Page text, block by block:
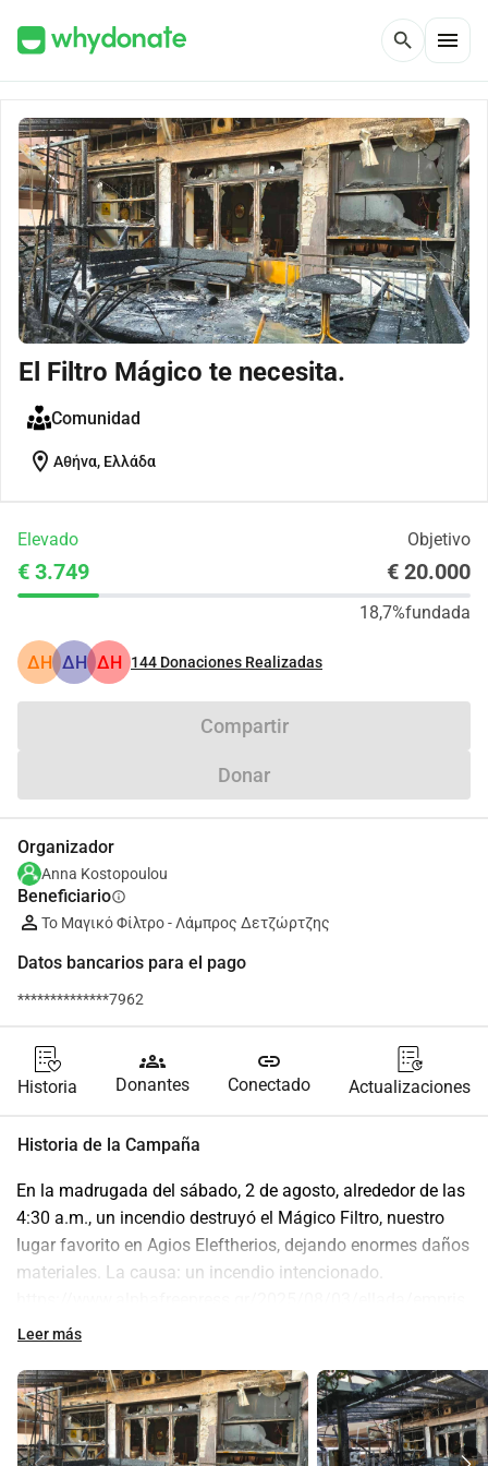
search menu
El Filtro Mágico te necesita.
Comunidad
location_on Αθήνα, Ελλάδα
Elevado Objetivo
€ 3.749 € 20.000
18,7%fundada
ΔΗ ΔΗ ΔΗ 144 Donaciones Realizadas
Compartir
Donar
Organizador
Anna Kostopoulou
Beneficiarioinfo
Το Μαγικό Φίλτρο - Λάμπρος Δετζώρτζης
Datos bancarios para el pago
**************7962
Historia
groups
Donantes
link
Conectado Actualizaciones
Historia de la Campaña
En la madrugada del sábado, 2 de agosto, alrededor de las
4:30 a.m., un incendio destruyó el Mágico Filtro, nuestro
lugar favorito en Agios Eleftherios, dejando enormes daños
materiales. La causa: un incendio intencionado.
mos-sta-patisia-ti-ereynoun-oi-arxes-deite-video/
vecindario, un lugar de encuentro y creación de una
pequeña y cálida comunidad. Todos tenemos alguna
pequeña historia que contar dentro de él.
Leer más